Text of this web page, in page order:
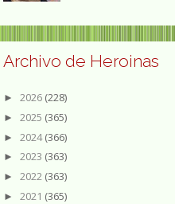
Archivo de Heroinas
► 2026 (228)
► 2025 (365)
► 2024(366)
► 2023 (363)
► 2022 (363)
► 2021 (365)